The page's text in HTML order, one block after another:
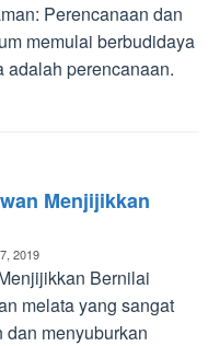
Perencanaan dan
memulai berbudidaya
adalah perencanaan.
Menjijikkan
2019
Bernilai
melata yang sangat
menyuburkan